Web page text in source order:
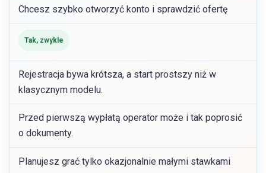
Chcesz szybko otworzyć konto i sprawdzić ofertę
Tak, zwykle
Rejestracja bywa krótsza, a start prostszy niż w
klasycznym modelu.
Przed pierwszą wypłatą operator może i tak poprosić
o dokumenty.
Planujesz grać tylko okazjonalnie małymi stawkami